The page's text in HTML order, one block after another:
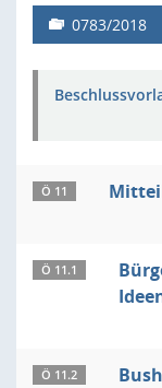
0783/2018
Ö 11
Ö 11.1
Ö 11.2